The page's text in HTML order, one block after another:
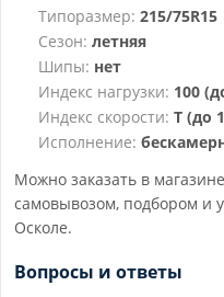
Типоразмер: 215/75R15
Сезон: летняя
Шипы: нет
Индекс нагрузки: 100
Индекс скорости: T (до
Исполнение:
Можно заказать в
самовывозом, подбором и
Осколе.
Вопросы и ответы